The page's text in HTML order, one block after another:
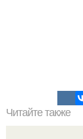
Читайте также